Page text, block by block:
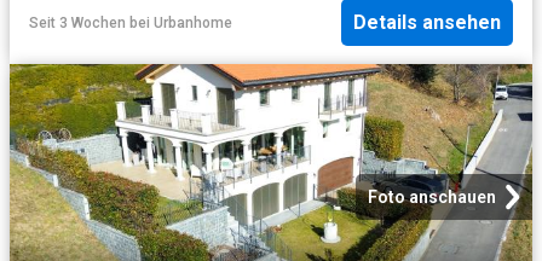
Seit 3 Wochen bei Urbanhome Details ansehen
Foto anschauen